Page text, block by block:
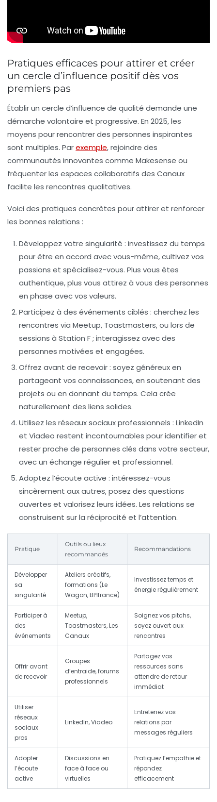
Pratiques efficaces pour attirer et créer
un cercle d’influence positif dès vos
premiers pas
Établir un cercle d’influence de qualité demande une
démarche volontaire et progressive. En 2025, les
moyens pour rencontrer des personnes inspirantes
sont multiples. Parexemple, rejoindre des
communautés innovantes comme Makesense ou
fréquenter les espaces collaboratifs des Canaux
facilite les rencontres qualitatives.
Voici des pratiques concrètes pour attirer et renforcer
les bonnes relations :
Développez votre singularité : investissez du temps
pour être en accord avec vous-même, cultivez vos
passions et spécialisez-vous. Plus vous êtes
authentique, plus vous attirez à vous des personnes
en phase avec vos valeurs.
Participez à des événements ciblés : cherchez les
rencontres via Meetup, Toastmasters, ou lors de
sessions à Station F ; interagissez avec des
personnes motivées et engagées.
Offrez avant de recevoir : soyez généreux en
partageant vos connaissances, en soutenant des
projets ou en donnant du temps. Cela crée
naturellement des liens solides.
Utilisez les réseaux sociaux professionnels : LinkedIn
et Viadeo restent incontournables pour identifier et
rester proche de personnes clés dans votre secteur,
avec un échange régulier et professionnel.
Adoptez l’écoute active : intéressez-vous
sincèrement aux autres, posez des questions
ouvertes et valorisez leurs idées. Les relations se
construisent sur la réciprocité et l’attention.
Pratique
Outils ou lieux
recommandés
Recommandations
Développer
sa
singularité
Ateliers créatifs,
formations (Le
Wagon, BPIfrance)
Investissez temps et
énergie régulièrement
Participer à
des
événements
Meetup,
Toastmasters, Les
Canaux
Soignez vos pitchs,
soyez ouvert aux
rencontres
Offrir avant
de recevoir
Groupes
d’entraide, forums
professionnels
Partagez vos
ressources sans
attendre de retour
immédiat
Utiliser
réseaux
sociaux
pros
LinkedIn, Viadeo
Entretenez vos
relations par
messages réguliers
Adopter
l’écoute
active
Discussions en
face à face ou
virtuelles
Pratiquez l’empathie et
répondez
efficacement